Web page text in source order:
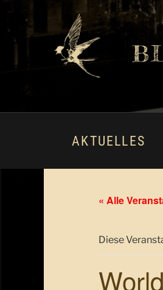
AKTUELLES
« Alle
Diese